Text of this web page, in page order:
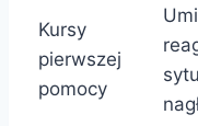
Kursy
pierwszej
pomocy